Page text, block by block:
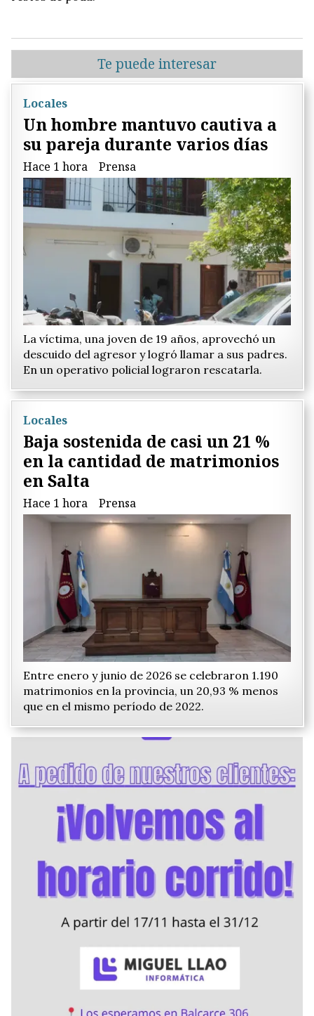
Te puede interesar
Un hombre mantuvo cautiva a
su pareja durante varios días
Prensa
Locales
Hace 1 hora
La víctima, una joven de 19 años, aprovechó un
descuido del agresor y logró llamar a sus padres.
En un operativo policial lograron rescatarla.
Baja sostenida de casi un 21 %
en la cantidad de matrimonios
en Salta
Prensa
Locales
Hace 1 hora
Entre enero y junio de 2026 se celebraron 1.190
matrimonios en la provincia, un 20,93 % menos
que en el mismo período de 2022.